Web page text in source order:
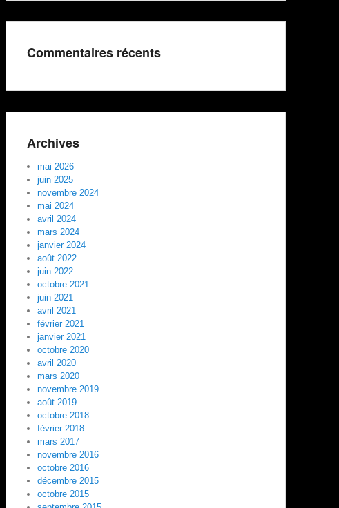
Commentaires récents
Archives
mai 2026
juin 2025
novembre 2024
mai 2024
avril 2024
mars 2024
janvier 2024
août 2022
juin 2022
octobre 2021
juin 2021
avril 2021
février 2021
janvier 2021
octobre 2020
avril 2020
mars 2020
novembre 2019
août 2019
octobre 2018
février 2018
mars 2017
novembre 2016
octobre 2016
décembre 2015
octobre 2015